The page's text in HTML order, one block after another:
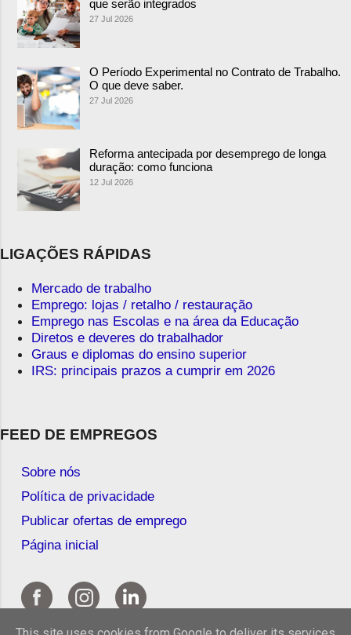
que serão integrados
27 Jul 2026
O Período Experimental no Contrato de Trabalho.
O que deve saber.
27 Jul 2026
Reforma antecipada por desemprego de longa
duração: como funciona
12 Jul 2026
LIGAÇÕES RÁPIDAS
Mercado de trabalho
Emprego: lojas / retalho / restauração
Emprego nas Escolas e na área da Educação
Diretos e deveres do trabalhador
Graus e diplomas do ensino superior
IRS: principais prazos a cumprir em 2026
FEED DE EMPREGOS
Sobre nós
Política de privacidade
Publicar ofertas de emprego
Página inicial